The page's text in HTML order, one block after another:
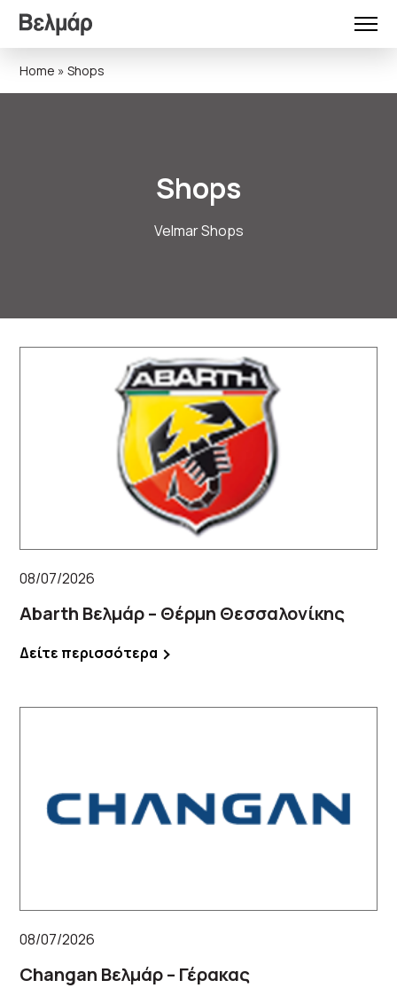
Home » Shops
Shops
Velmar Shops
08/07/2026
Abarth Βελμάρ – Θέρμη Θεσσαλονίκης
Δείτε περισσότερα
08/07/2026
Changan Βελμάρ – Γέρακας